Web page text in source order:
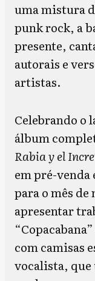
uma mistura
punk rock, a
presente,
autorais e
artistas.
Celebrando o
álbum
Rabia y el
em pré-venda
para o mês
apresentar
com camisas
vocalista, que